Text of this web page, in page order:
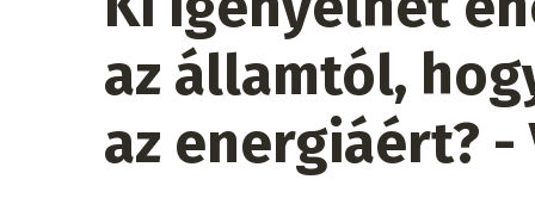
az államtól,
az energiáért? -